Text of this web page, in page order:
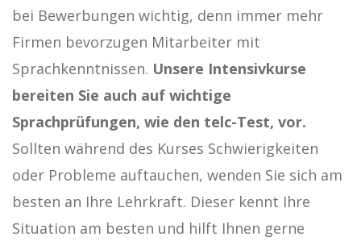
bei Bewerbungen wichtig, denn immer mehr
Firmen bevorzugen Mitarbeiter mit
Sprachkenntnissen. Unsere Intensivkurse
bereiten Sie auch auf wichtige
Sprachprüfungen, wie den telc-Test, vor.
Sollten während des Kurses Schwierigkeiten
oder Probleme auftauchen, wenden Sie sich am
besten an Ihre Lehrkraft. Dieser kennt Ihre
Situation am besten und hilft Ihnen gerne